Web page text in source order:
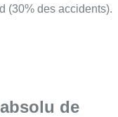
(30% des accidents).
de